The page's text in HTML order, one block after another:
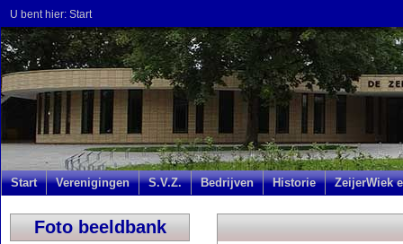
U bent hier: Start
Start Verenigingen S.V.Z. Bedrijven Historie ZeijerWiek
Foto beeldbank